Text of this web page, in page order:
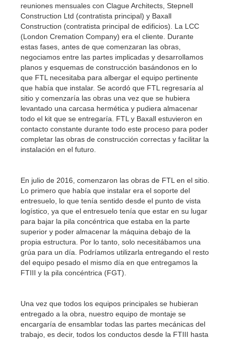
reuniones mensuales con Clague Architects, Stepnell
Construction Ltd (contratista principal) y Baxall
Construction (contratista principal de edificios). La LCC
(London Cremation Company) era el cliente. Durante
estas fases, antes de que comenzaran las obras,
negociamos entre las partes implicadas y desarrollamos
planos y esquemas de construcción basándonos en lo
que FTL necesitaba para albergar el equipo pertinente
que había que instalar. Se acordó que FTL regresaría al
sitio y comenzaría las obras una vez que se hubiera
levantado una carcasa hermética y pudiera almacenar
todo el kit que se entregaría. FTL y Baxall estuvieron en
contacto constante durante todo este proceso para poder
completar las obras de construcción correctas y facilitar la
instalación en el futuro.
En julio de 2016, comenzaron las obras de FTL en el sitio.
Lo primero que había que instalar era el soporte del
entresuelo, lo que tenía sentido desde el punto de vista
logístico, ya que el entresuelo tenía que estar en su lugar
para bajar la pila concéntrica que estaba en la parte
superior y poder almacenar la máquina debajo de la
propia estructura. Por lo tanto, solo necesitábamos una
grúa para un día. Podríamos utilizarla entregando el resto
del equipo pesado el mismo día en que entregamos la
FTIII y la pila concéntrica (FGT).
Una vez que todos los equipos principales se hubieran
entregado a la obra, nuestro equipo de montaje se
encargaría de ensamblar todas las partes mecánicas del
trabajo, es decir, todos los conductos desde la FTIII hasta